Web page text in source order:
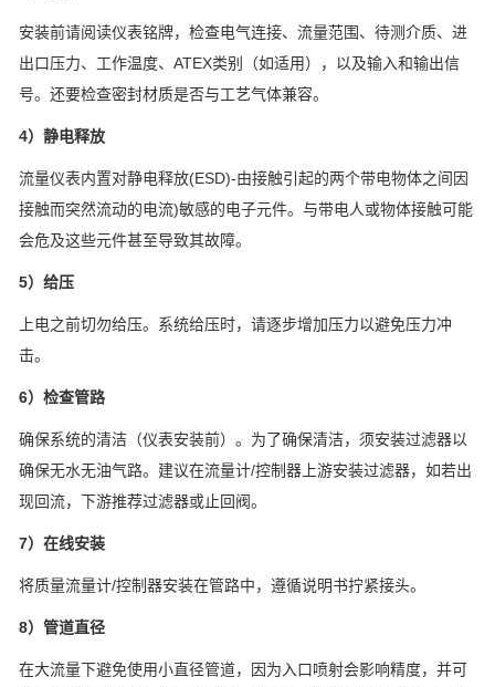
安装前请阅读仪表铭牌，检查电气连接、流量范围、待测介质、进
出口压力、工作温度、ATEX类别（如适用），以及输入和输出信
号。还要检查密封材质是否与工艺气体兼容。
4）静电释放
流量仪表内置对静电释放(ESD)-由接触引起的两个带电物体之间因
接触而突然流动的电流)敏感的电子元件。与带电人或物体接触可能
会危及这些元件甚至导致其故障。
5）给压
上电之前切勿给压。系统给压时，请逐步增加压力以避免压力冲
击。
6）检查管路
确保系统的清洁（仪表安装前）。为了确保清洁，须安装过滤器以
确保无水无油气路。建议在流量计/控制器上游安装过滤器，如若出
现回流，下游推荐过滤器或止回阀。
7）在线安装
将质量流量计/控制器安装在管路中，遵循说明书拧紧接头。
8）管道直径
在大流量下避免使用小直径管道，因为入口喷射会影响精度，并可